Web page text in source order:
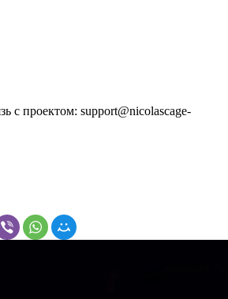
с проектом: support@nicolascage-